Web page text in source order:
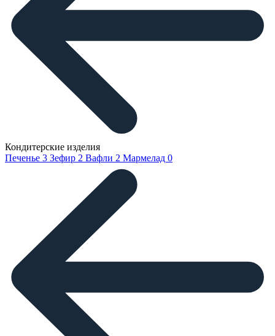
Кондитерские изделия
Печенье 3 Зефир 2 Вафли 2 Мармелад 0